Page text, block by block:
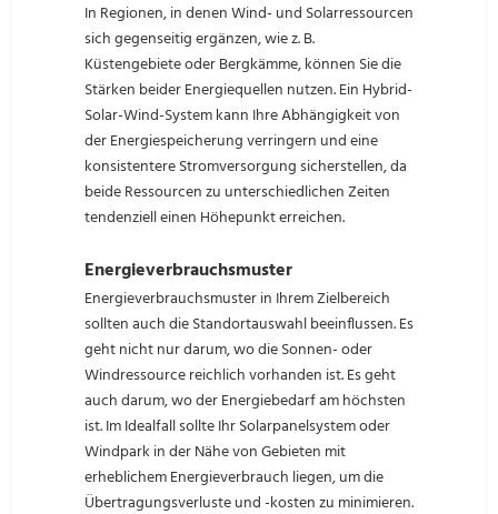
In Regionen, in denen Wind- und Solarressourcen
sich gegenseitig ergänzen, wie z. B.
Küstengebiete oder Bergkämme, können Sie die
Stärken beider Energiequellen nutzen. Ein Hybrid-
Solar-Wind-System kann Ihre Abhängigkeit von
der Energiespeicherung verringern und eine
konsistentere Stromversorgung sicherstellen, da
beide Ressourcen zu unterschiedlichen Zeiten
tendenziell einen Höhepunkt erreichen.
Energieverbrauchsmuster
Energieverbrauchsmuster in Ihrem Zielbereich
sollten auch die Standortauswahl beeinflussen. Es
geht nicht nur darum, wo die Sonnen- oder
Windressource reichlich vorhanden ist. Es geht
auch darum, wo der Energiebedarf am höchsten
ist. Im Idealfall sollte Ihr Solarpanelsystem oder
Windpark in der Nähe von Gebieten mit
erheblichem Energieverbrauch liegen, um die
Übertragungsverluste und -kosten zu minimieren.